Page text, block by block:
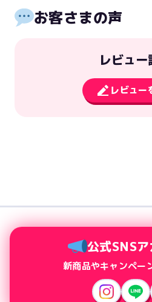
お客さまの声
レビュー
レビュー
公式SNS
新商品やキャンペー